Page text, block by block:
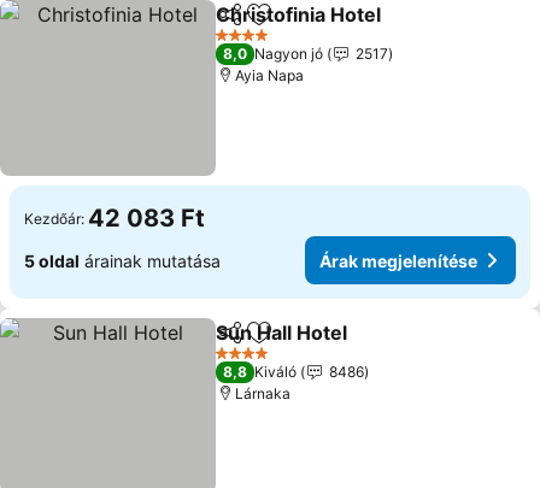
Megosztás
Hozzáadás a kedvencekhez
Christofinia Hotel
4 Kategória
8,0 Nagyon jó
2517
Ayia Napa
Kezdőár: 42 083 Ft
5 oldal árainak mutatása Árak megjelenítése
Megosztás
Hozzáadás a kedvencekhez
Sun Hall Hotel
4 Kategória
8,8 Kiváló
8486
Lárnaka